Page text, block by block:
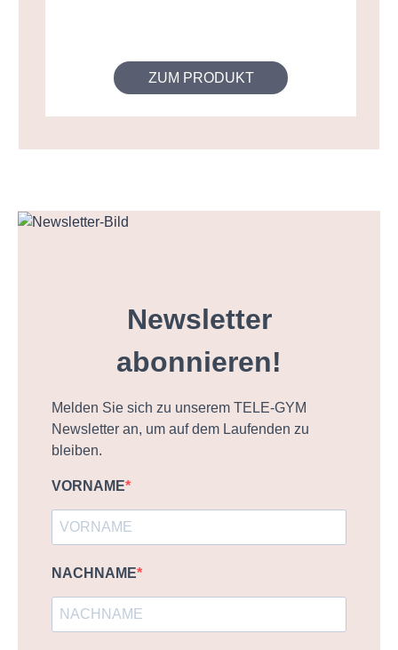
ZUM PRODUKT
Newsletter
abonnieren!
Melden Sie sich zu unserem TELE-GYM
Newsletter an, um auf dem Laufenden zu
bleiben.
VORNAME
NACHNAME